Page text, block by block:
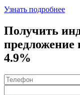
Узнать подробнее
Получить
предложение
4.9%